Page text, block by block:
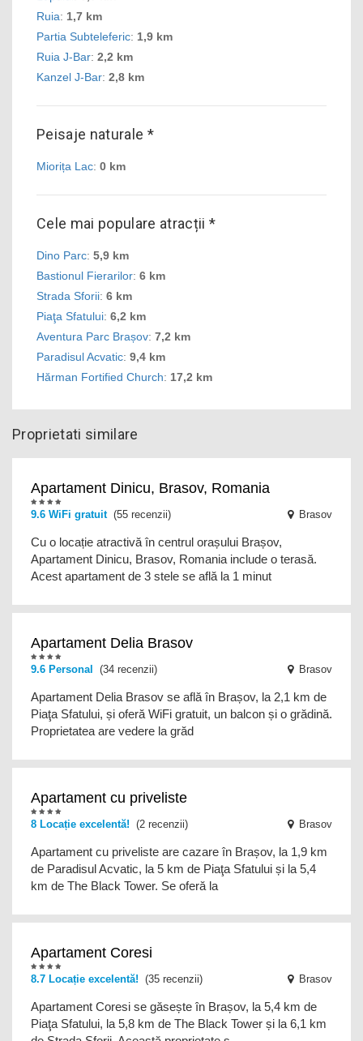
Ruia: 1,7 km
Partia Subteleferic: 1,9 km
Ruia J-Bar: 2,2 km
Kanzel J-Bar: 2,8 km
Peisaje naturale *
Miorița Lac: 0 km
Cele mai populare atracții *
Dino Parc: 5,9 km
Bastionul Fierarilor: 6 km
Strada Sforii: 6 km
Piaţa Sfatului: 6,2 km
Aventura Parc Brașov: 7,2 km
Paradisul Acvatic: 9,4 km
Hărman Fortified Church: 17,2 km
Proprietati similare
Apartament Dinicu, Brasov, Romania
9.6 WiFi gratuit(55 recenzii) Brasov
Cu o locație atractivă în centrul orașului Brașov,
Apartament Dinicu, Brasov, Romania include o terasă.
Acest apartament de 3 stele se află la 1 minut
Apartament Delia Brasov
9.6 Personal (34 recenzii) Brasov
Apartament Delia Brasov se află în Brașov, la 2,1 km de
Piaţa Sfatului, și oferă WiFi gratuit, un balcon și o grădină.
Proprietatea are vedere la grăd
Apartament cu priveliste
8 Locație excelentă! (2 recenzii) Brasov
Apartament cu priveliste are cazare în Brașov, la 1,9 km
de Paradisul Acvatic, la 5 km de Piaţa Sfatului și la 5,4
km de The Black Tower. Se oferă la
Apartament Coresi
8.7 Locație excelentă! (35 recenzii) Brasov
Apartament Coresi se găsește în Brașov, la 5,4 km de
Piaţa Sfatului, la 5,8 km de The Black Tower și la 6,1 km